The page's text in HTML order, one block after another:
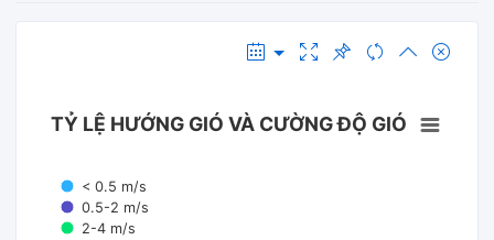
TỶ LỆ HƯỚNG GIÓ VÀ CƯỜNG ĐỘ GIÓ
< 0.5 m/s
0.5-2 m/s
2-4 m/s